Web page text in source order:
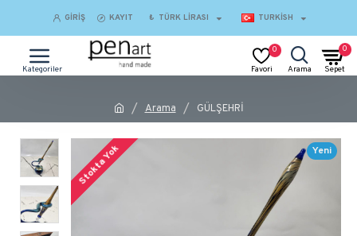
GIRIŞ KAYIT ₺ TÜRK LIRASI TURKISH
0 0
Arama GÜLŞEHRİ
Yeni
Stokta Yok